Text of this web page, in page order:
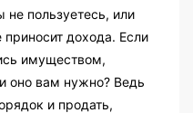
пользуетесь, или
приносит дохода. Если
имуществом,
оно вам нужно? Ведь
и продать,